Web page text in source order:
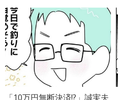
「10万円無断決済!?」誠実夫